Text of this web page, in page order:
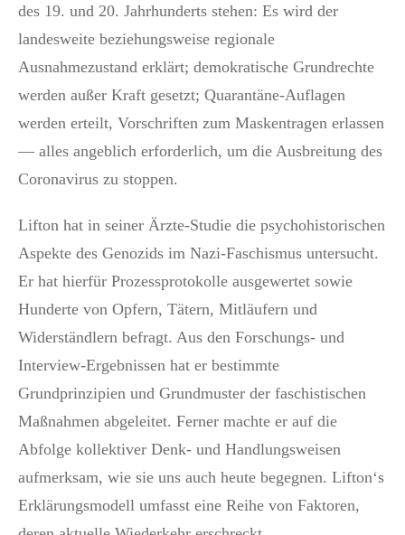
des 19. und 20. Jahrhunderts stehen: Es wird der
landesweite beziehungsweise regionale
Ausnahmezustand erklärt; demokratische Grundrechte
werden außer Kraft gesetzt; Quarantäne-Auflagen
werden erteilt, Vorschriften zum Maskentragen erlassen
— alles angeblich erforderlich, um die Ausbreitung des
Coronavirus zu stoppen.
Lifton hat in seiner Ärzte-Studie die psychohistorischen
Aspekte des Genozids im Nazi-Faschismus untersucht.
Er hat hierfür Prozessprotokolle ausgewertet sowie
Hunderte von Opfern, Tätern, Mitläufern und
Widerständlern befragt. Aus den Forschungs- und
Interview-Ergebnissen hat er bestimmte
Grundprinzipien und Grundmuster der faschistischen
Maßnahmen abgeleitet. Ferner machte er auf die
Abfolge kollektiver Denk- und Handlungsweisen
aufmerksam, wie sie uns auch heute begegnen. Lifton‘s
Erklärungsmodell umfasst eine Reihe von Faktoren,